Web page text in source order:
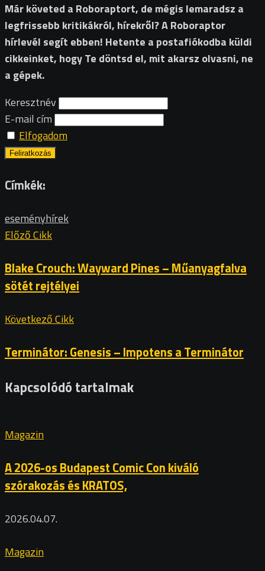
Már követed a Roboraptort, de mégis lemaradsz a
legfrissebb kritikákról, hírekről? A Roboraptor
hírlevél segít ebben! Hetente a postafiókodba küldi
cikkeinket, hogy Te döntsd el, mit akarsz olvasni, ne
a gépek.
Keresztnév
E-mail cím
Elfogadom
Címkék:
eseményhírek
Előző Cikk
Blake Crouch: Wayward Pines – Műanyagfalva
sötét rejtélyei
Következő Cikk
Terminátor: Genesis – Impotens a Terminátor
Kapcsolódó tartalmak
Magazin
A 2026-os Budapest Comic Con kiváló
szórakozás és KRATOS,
2026.04.07.
Magazin